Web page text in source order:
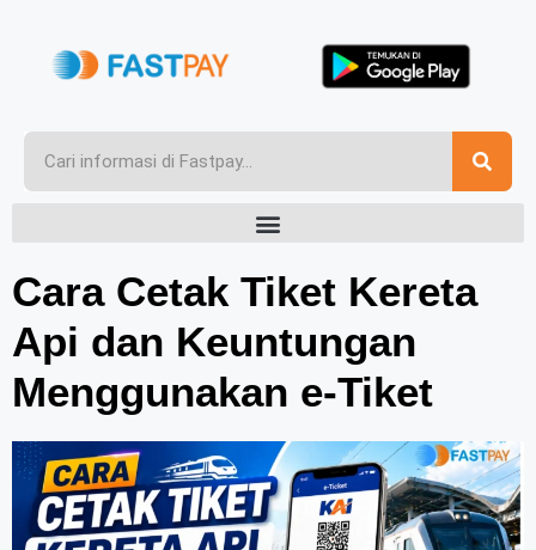
Cara Cetak Tiket Kereta
Api dan Keuntungan
Menggunakan e-Tiket